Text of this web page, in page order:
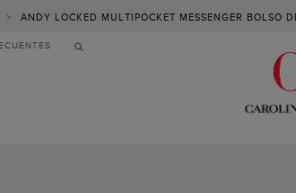
> ANDY LOCKED MULTIPOCKET MESSENGER BOLSO